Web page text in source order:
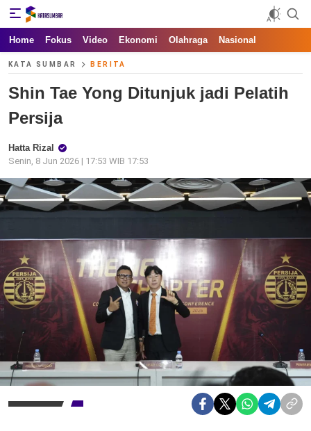
Kata Sumbar
Berita Sumbar Hari Ini
Home Fokus Video Ekonomi Olahraga Nasional
KATA SUMBAR BERITA
Shin Tae Yong Ditunjuk jadi Pelatih
Persija
Hatta Rizal
Senin, 8 Jun 2026 | 17:53 WIB 17:53